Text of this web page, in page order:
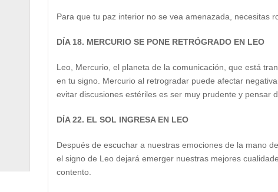
Para que tu paz interior no se vea amenazada, necesitas
DÍA 18. MERCURIO SE PONE RETRÓGRADO EN LEO
Leo, Mercurio, el planeta de la comunicación, que está
en tu signo. Mercurio al retrogradar puede afectar
evitar discusiones estériles es ser muy prudente y pensar
DÍA 22. EL SOL INGRESA EN LEO
Después de escuchar a nuestras emociones de la mano
el signo de Leo dejará emerger nuestras mejores
contento.